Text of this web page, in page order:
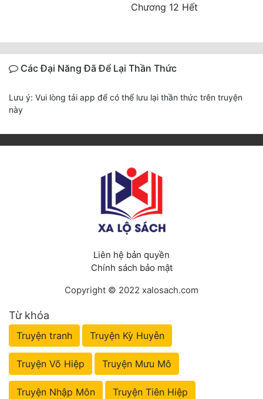
Điềm Đạm
Chương 12 Hết
Các Đại Năng Đã Để Lại Thần Thức
Lưu ý: Vui lòng tải app để có thể lưu lại thần thức trên truyện
này
Liên hệ bản quyền
Chính sách bảo mật
Copyright © 2022 xalosach.com
Từ khóa
Truyện tranh Truyện Kỳ Huyễn
Truyện Võ Hiệp Truyện Mưu Mô
Truyện Nhập Môn Truyện Tiên Hiệp